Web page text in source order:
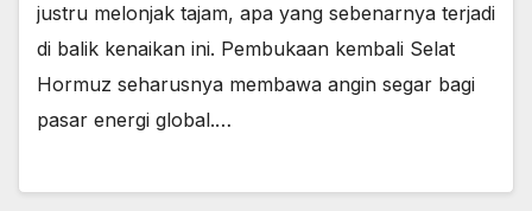
justru melonjak tajam, apa yang sebenarnya terjadi
di balik kenaikan ini. Pembukaan kembali Selat
Hormuz seharusnya membawa angin segar bagi
pasar energi global.…